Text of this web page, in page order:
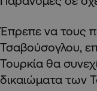
Έπρεπε να τους
Τσαβούσογλου,
Τουρκία θα
δικαιώματα των